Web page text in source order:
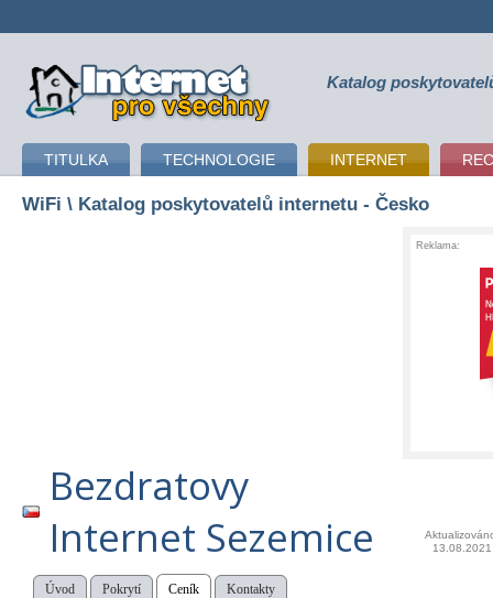
připojení k internetu Katalog
TITULKA TECHNOLOGIE INTERNET
WiFi \ Katalog poskytovatelů internetu - Česko
Reklama:
Bezdratovy
Internet Sezemice
13.08.2021
Úvod Pokrytí Ceník Kontakty